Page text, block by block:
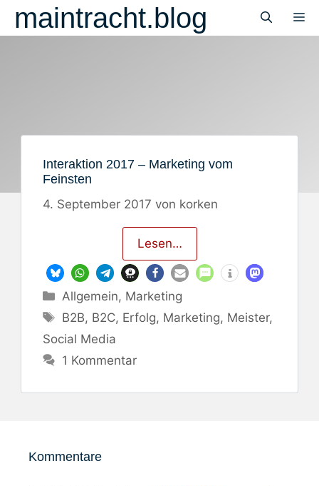
Inhaltmaintracht.blog
Interaktion 2017 – Marketing vom
Feinsten
4. September 2017 von korken
Lesen…
Kategorien
Allgemein, Marketing
Schlagwörter
B2B, B2C, Erfolg, Marketing, Meister,
Social Media
1 Kommentar
Kommentare